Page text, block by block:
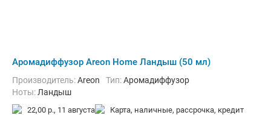
Аромадиффузор Areon Home Ландыш (50 мл)
Производитель:Areon Тип:Аромадиффузор
Ноты: Ландыш
22,00 р., 11 августа карта, наличные, рассрочка, кредит